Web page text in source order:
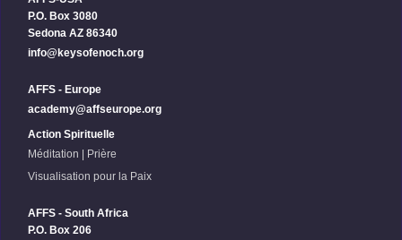
P.O. Box 3080
Sedona AZ 86340
info@keysofenoch.org
AFFS - Europe
academy@affseurope.org
Action Spirituelle
Méditation | Prière
Visualisation pour la Paix
AFFS - South Africa
P.O. Box 206